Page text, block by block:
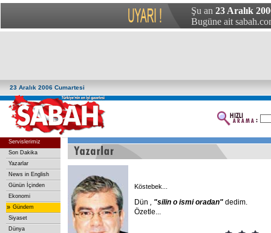
Şu an 23 Aralık
Bugüne ait
23 Aralık 2006 Cumartesi
Servislerimiz
Son Dakika
Yazarlar
News in English
Günün İçinden
Ekonomi
» Gündem
Siyaset
Dünya
Köstebek...
Dün , "silin o ismi oradan" dedim.
Özetle...